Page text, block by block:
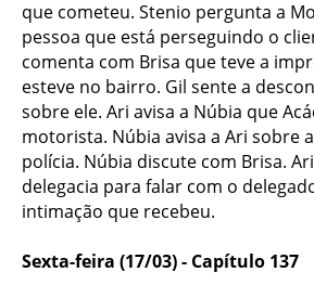
que cometeu. Stenio pergunta a
pessoa que está perseguindo o
comenta com Brisa que teve a
esteve no bairro. Gil sente a
sobre ele. Ari avisa a Núbia que
motorista. Núbia avisa a Ari sobre
polícia. Núbia discute com Brisa.
delegacia para falar com o
intimação que recebeu.
Sexta-feira (17/03) - Capítulo 137